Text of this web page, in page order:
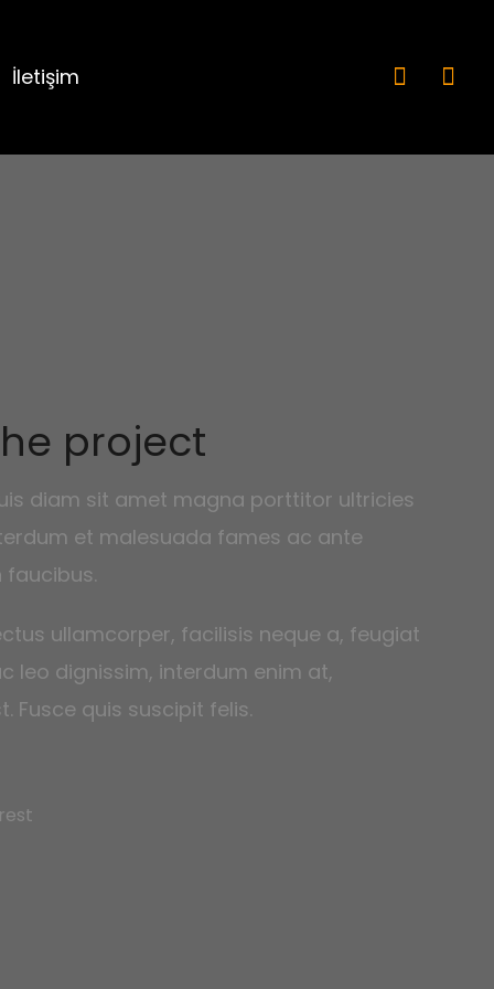
İletişim
project
diam sit amet magna porttitor ultricies
et malesuada fames ac ante
faucibus.
ullamcorper, facilisis neque a, feugiat
leo dignissim, interdum enim at,
Fusce quis suscipit felis.